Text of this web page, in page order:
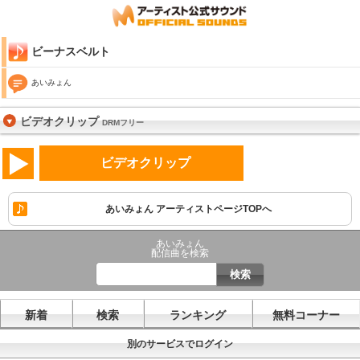
ビーナスベルト
あいみょん
ビデオクリップDRMフリー
ビデオクリップ
あいみょん アーティストページTOPへ
あいみょん
配信曲を検索
新着 検索 ランキング 無料コーナー
別のサービスでログイン